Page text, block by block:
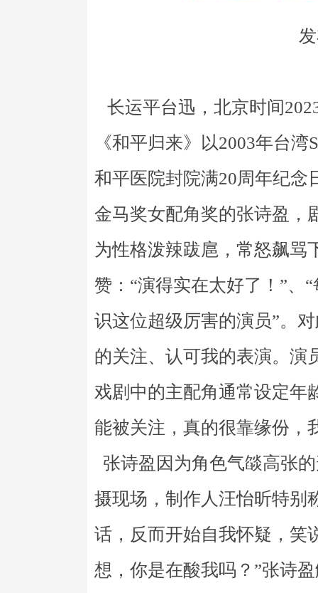
长运平台迅，北京时间
《和平归来》以2003年台
和平医院封院满20周年纪念
金马奖女配角奖的张诗盈，
为性格泼辣跋扈，常怒飙骂
赞：“演得实在太好了！”、
识这位超级厉害的演员”。
的关注、认可我的表演。演
戏剧中的主配角通常设定年
能被关注，真的很靠缘份，
张诗盈因为角色气燄高张
摄现场，制作人汪怡昕特别
话，反而开始自我怀疑，笑
想，你是在酸我吗？”张诗